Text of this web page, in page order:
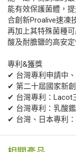
能有效保護菌體，
合創新Proalive速凍
再加上其特殊菌種
酸及耐膽鹽的高安定
專利&獲獎
✔ 台灣專利申請中
✔ 第二十屆國家新
✔ 台灣專利：Lacot
✔ 台灣專利：乳酸
✔ 台灣、日本專利